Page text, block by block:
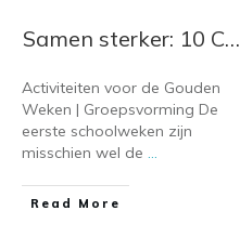
Samen sterker: 10 Creatieve activiteiten voor de Gouden Weken in de klas
Activiteiten voor de Gouden
Weken | Groepsvorming De
eerste schoolweken zijn
misschien wel de ...
​Read More